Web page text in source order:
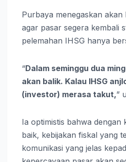
Purbaya menegaskan akan
agar pasar segera kembali
pelemahan IHSG hanya
“Dalam seminggu dua
akan balik. Kalau IHSG
(investor) merasa takut,”
Ia optimistis bahwa dengan
baik, kebijakan fiskal yang
komunikasi yang jelas